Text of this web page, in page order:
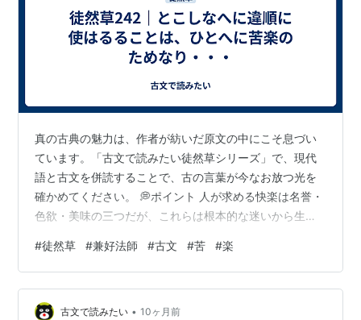
真の古典の魅力は、作者が紡いだ原文の中にこそ息づい
ています。「古文で読みたい徒然草シリーズ」で、現代
語と古文を併読することで、古の言葉が今なお放つ光を
確かめてください。 💭ポイント 人が求める快楽は名誉・
色欲・美味の三つだが、これらは根本的な迷いから生じ
に 嫌ったり 好んだりして、心が動かされるのは、 とこ
しなへに違順ゐじゆんに使つかはるることは、 ひとえに
苦と楽によるものです。 ひとへに苦楽くらくのためな
り。 「楽」というのは、好み愛することです。 楽らくと
#徒然草 #兼好法師 #古文 #苦 #楽
古文で読みたい • 10ヶ月前